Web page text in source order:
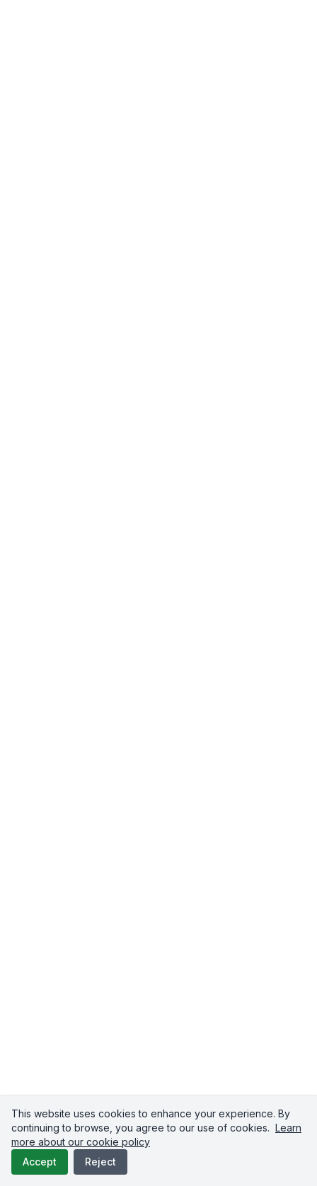
Matalan
This website uses cookies to enhance your experience. By
continuing to browse, you agree to our use of cookies. Learn
more about our cookie policy
Accept
Reject